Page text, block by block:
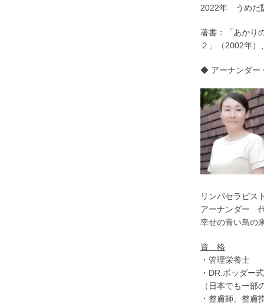
2022年 うめだ
著書：「あかり
２」（2002年
◆ アーナンダー
リンパセラピス
アーナンダー
幸せの青い鳥の
資 格
・管理栄養士
・DR.ボッダー
（日本でも一
・整膚師、整膚